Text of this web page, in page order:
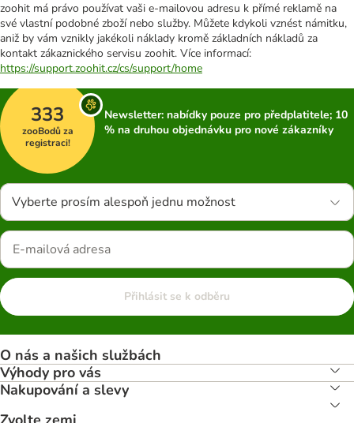
zoohit má právo používat vaši e-mailovou adresu k přímé reklamě na
své vlastní podobné zboží nebo služby. Můžete kdykoli vznést námitku,
aniž by vám vznikly jakékoli náklady kromě základních nákladů za
kontakt zákaznického servisu zoohit. Více informací:
https://support.zoohit.cz/cs/support/home
333
zooBodů za
registraci!
Newsletter: nabídky pouze pro předplatitele; 10
% na druhou objednávku pro nové zákazníky
Vyberte prosím alespoň jednu možnost
Přihlásit se k odběru
O nás a našich službách
Výhody pro vás
Nakupování a slevy